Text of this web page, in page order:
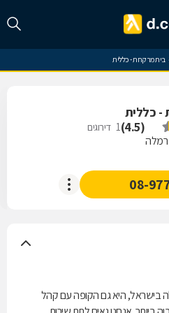
בית מרקחת - כללית
- כללית
(
4.5
)
1 דירוגים
08-
בישראל, היא גם הקופה עם קהל